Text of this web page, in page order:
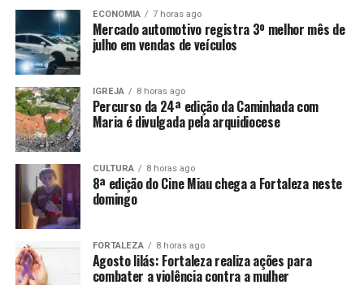
ECONOMIA 7 horas ago
Mercado automotivo registra 3º melhor mês de
julho em vendas de veículos
IGREJA 8 horas ago
Percurso da 24ª edição da Caminhada com
Maria é divulgada pela arquidiocese
CULTURA 8 horas ago
8ª edição do Cine Miau chega a Fortaleza neste
domingo
FORTALEZA 8 horas ago
Agosto lilás: Fortaleza realiza ações para
combater a violência contra a mulher